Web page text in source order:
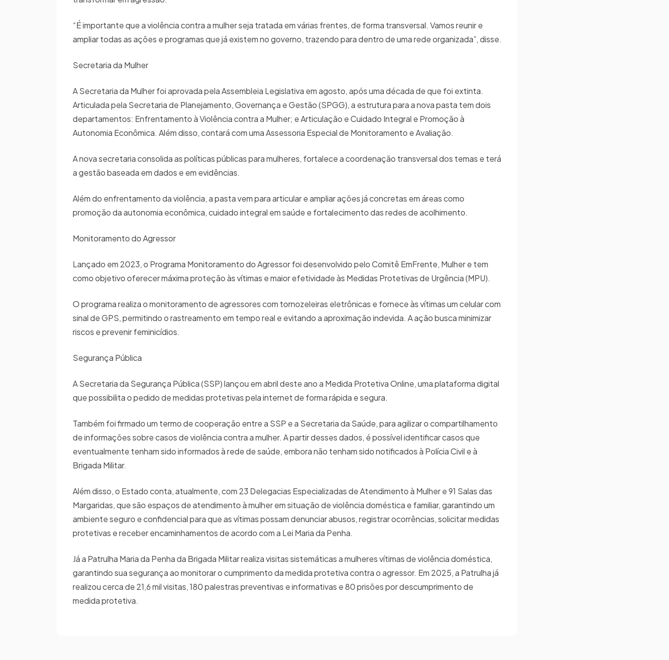
“É importante que a violência contra a mulher seja tratada em várias frentes, de forma transversal. Vamos reunir e
ampliar todas as ações e programas que já existem no governo, trazendo para dentro de uma rede organizada”, disse.
Secretaria da Mulher
A Secretaria da Mulher foi aprovada pela Assembleia Legislativa em agosto, após uma década de que foi extinta.
Articulada pela Secretaria de Planejamento, Governança e Gestão (SPGG), a estrutura para a nova pasta tem dois
departamentos: Enfrentamento à Violência contra a Mulher; e Articulação e Cuidado Integral e Promoção à
Autonomia Econômica. Além disso, contará com uma Assessoria Especial de Monitoramento e Avaliação.
A nova secretaria consolida as políticas públicas para mulheres, fortalece a coordenação transversal dos temas e terá
a gestão baseada em dados e em evidências.
Além do enfrentamento da violência, a pasta vem para articular e ampliar ações já concretas em áreas como
promoção da autonomia econômica, cuidado integral em saúde e fortalecimento das redes de acolhimento.
Monitoramento do Agressor
Lançado em 2023, o Programa Monitoramento do Agressor foi desenvolvido pelo Comitê EmFrente, Mulher e tem
como objetivo oferecer máxima proteção às vítimas e maior efetividade às Medidas Protetivas de Urgência (MPU).
O programa realiza o monitoramento de agressores com tornozeleiras eletrônicas e fornece às vítimas um celular com
sinal de GPS, permitindo o rastreamento em tempo real e evitando a aproximação indevida. A ação busca minimizar
riscos e prevenir feminicídios.
Segurança Pública
A Secretaria da Segurança Pública (SSP) lançou em abril deste ano a Medida Protetiva Online, uma plataforma digital
que possibilita o pedido de medidas protetivas pela internet de forma rápida e segura.
Também foi firmado um termo de cooperação entre a SSP e a Secretaria da Saúde, para agilizar o compartilhamento
de informações sobre casos de violência contra a mulher. A partir desses dados, é possível identificar casos que
eventualmente tenham sido informados à rede de saúde, embora não tenham sido notificados à Polícia Civil e à
Brigada Militar.
Além disso, o Estado conta, atualmente, com 23 Delegacias Especializadas de Atendimento à Mulher e 91 Salas das
Margaridas, que são espaços de atendimento à mulher em situação de violência doméstica e familiar, garantindo um
ambiente seguro e confidencial para que as vítimas possam denunciar abusos, registrar ocorrências, solicitar medidas
protetivas e receber encaminhamentos de acordo com a Lei Maria da Penha.
Já a Patrulha Maria da Penha da Brigada Militar realiza visitas sistemáticas a mulheres vítimas de violência doméstica,
garantindo sua segurança ao monitorar o cumprimento da medida protetiva contra o agressor. Em 2025, a Patrulha já
realizou cerca de 21,6 mil visitas, 180 palestras preventivas e informativas e 80 prisões por descumprimento de
medida protetiva.